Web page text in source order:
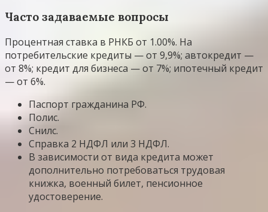
Часто задаваемые вопросы
Процентная ставка в РНКБ от 1.00%. На
потребительские кредиты — от 9,9%; автокредит —
от 8%; кредит для бизнеса — от 7%; ипотечный кредит
— от 6%.
Паспорт гражданина РФ.
Полис.
Снилс.
Справка 2 НДФЛ или 3 НДФЛ.
В зависимости от вида кредита может
дополнительно потребоваться трудовая
книжка, военный билет, пенсионное
удостоверение.